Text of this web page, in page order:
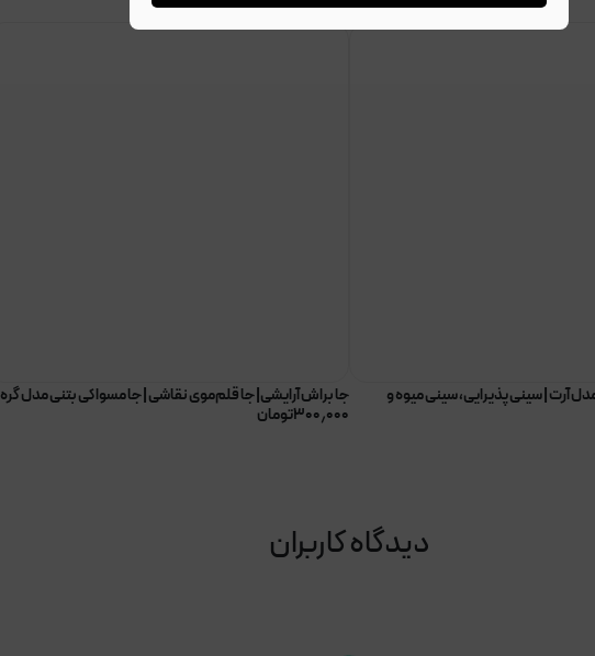
آرت | سینی پذیرایی، سینی میوه و
جا براش آرایشی| جا قلم‌موی نقاشی | جا مسواکی بتنی مدل گره
۳۰۰٫۰۰۰تومان
دیدگاه کاربران